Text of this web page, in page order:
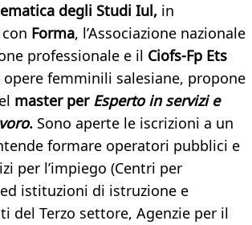
degli Studi Iul, in
Forma, l’Associazione nazionale
professionale e il Ciofs-Fp Ets
femminili salesiane, propone
master per Esperto in servizi e
. Sono aperte le iscrizioni a un
formare operatori pubblici e
per l’impiego (Centri per
istituzioni di istruzione e
del Terzo settore, Agenzie per il